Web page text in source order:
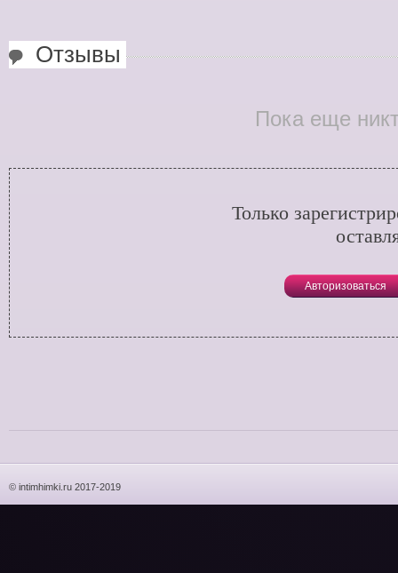
Отзывы
Пока еще
Только
Авторизоваться
© intimhimki.ru 2017-2019